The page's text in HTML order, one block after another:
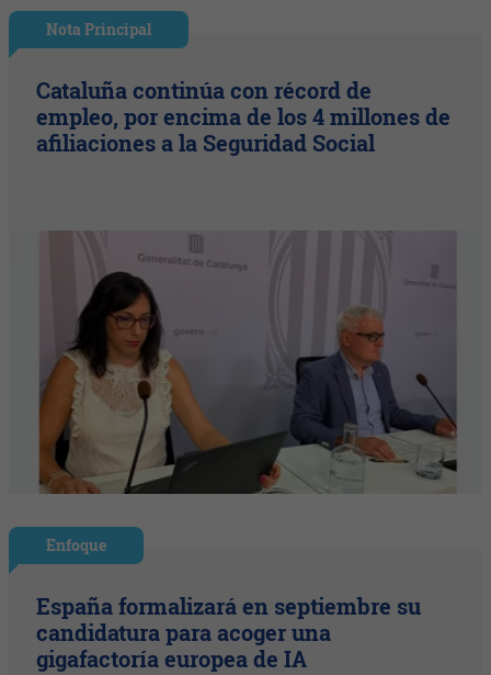
Nota Principal
Cataluña continúa con récord de
empleo, por encima de los 4 millones de
afiliaciones a la Seguridad Social
Enfoque
España formalizará en septiembre su
candidatura para acoger una
gigafactoría europea de IA